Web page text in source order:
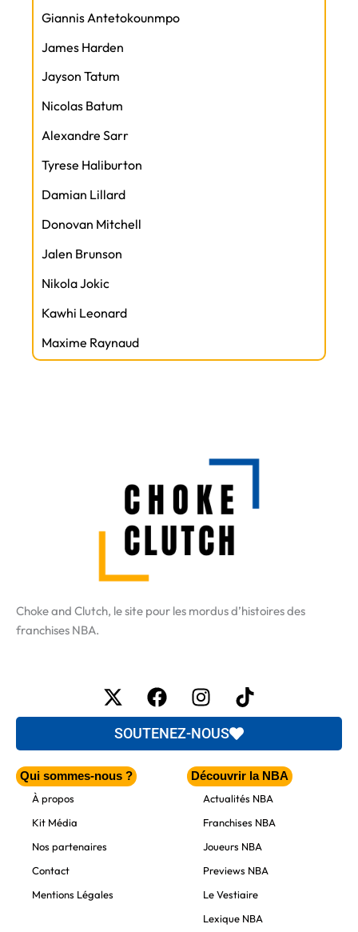
Giannis Antetokounmpo
James Harden
Jayson Tatum
Nicolas Batum
Alexandre Sarr
Tyrese Haliburton
Damian Lillard
Donovan Mitchell
Jalen Brunson
Nikola Jokic
Kawhi Leonard
Maxime Raynaud
Choke and Clutch, le site pour les mordus d’histoires des
franchises NBA.
X-
twitter
FacebookInstagram
Tiktok
SOUTENEZ-NOUS
Qui sommes-nous ?
À propos
Kit Média
Nos partenaires
Contact
Mentions Légales
Découvrir la NBA
Actualités NBA
Franchises NBA
Joueurs NBA
Previews NBA
Le Vestiaire
Lexique NBA